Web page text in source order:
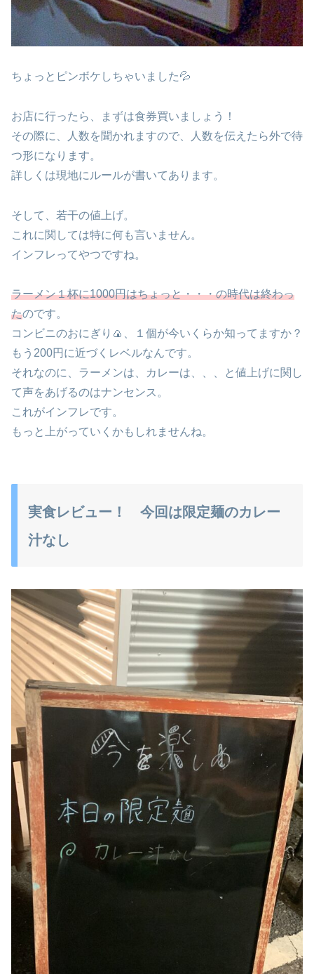
ちょっとピンボケしちゃいました💦
お店に行ったら、まずは食券買いましょう！
その際に、人数を聞かれますので、人数を伝えたら外で待
つ形になります。
詳しくは現地にルールが書いてあります。
そして、若干の値上げ。
これに関しては特に何も言いません。
インフレってやつですね。
ラーメン１杯に1000円はちょっと・・・の時代は終わっ
たのです。
コンビニのおにぎり🍙、１個が今いくらか知ってますか？
もう200円に近づくレベルなんです。
それなのに、ラーメンは、カレーは、、、と値上げに関し
て声をあげるのはナンセンス。
これがインフレです。
もっと上がっていくかもしれませんね。
実食レビュー！ 今回は限定麺のカレー
汁なし